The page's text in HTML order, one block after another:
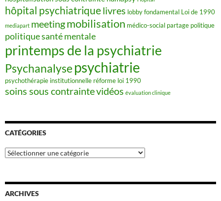
hôpital psychiatriquelivres lobby fondamental Loi de 1990
mediapart meetingmobilisation médico-social partage politique
politique santé mentale
printemps de la psychiatrie
Psychanalyse psychiatrie
psychothérapie institutionnelle réforme loi 1990
soins sous contraintevidéos évaluation clinique
CATÉGORIES
Catégories
ARCHIVES